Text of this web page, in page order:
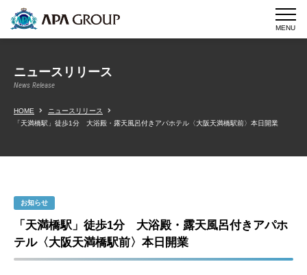
MENU
ニュースリリース
News Release
HOME
ニュースリリース
「天満橋駅」徒歩1分 大浴殿・露天風呂付きアパホテル〈大阪天満橋駅前〉本日開業
お知らせ
「天満橋駅」徒歩1分 大浴殿・露天風呂付きアパホ
テル〈大阪天満橋駅前〉本日開業